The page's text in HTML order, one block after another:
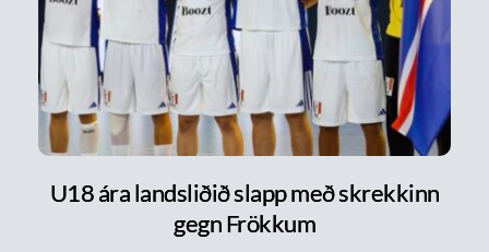
U18 ára landsliðið slapp með skrekkinn
gegn Frökkum